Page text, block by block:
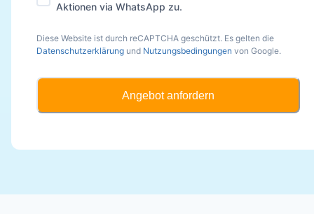
Aktionen via WhatsApp zu.
Diese Website ist durch reCAPTCHA geschützt. Es gelten die
Datenschutzerklärung und Nutzungsbedingungen von Google.
Angebot anfordern